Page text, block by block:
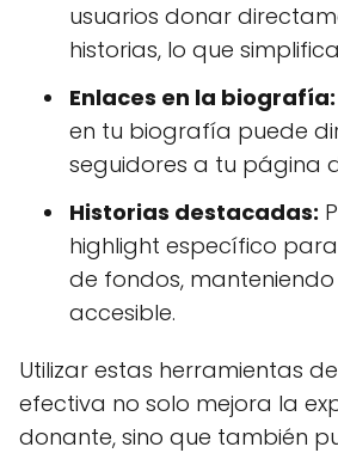
usuarios donar
historias, lo que
Enlaces en la biografía:
en tu biografía puede
seguidores a tu página
Historias destacadas:
highlight específico
de fondos,
accesible.
Utilizar estas herramientas
efectiva no solo mejora la
donante, sino que también